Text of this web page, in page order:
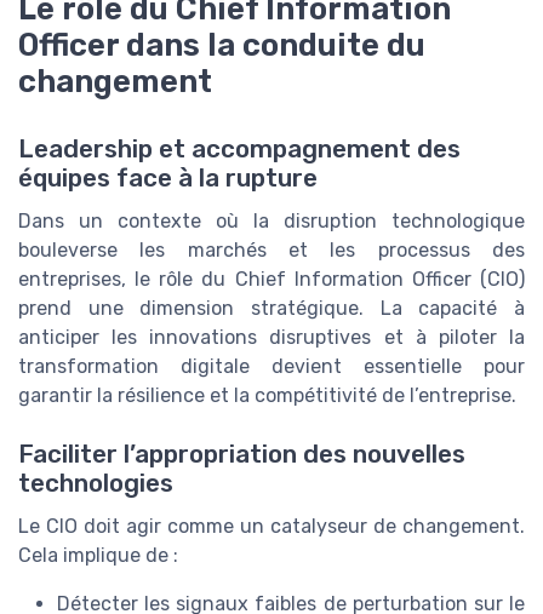
Le rôle du Chief Information
Officer dans la conduite du
changement
Leadership et accompagnement des
équipes face à la rupture
Dans un contexte où la disruption technologique
bouleverse les marchés et les processus des
entreprises, le rôle du Chief Information Officer (CIO)
prend une dimension stratégique. La capacité à
anticiper les innovations disruptives et à piloter la
transformation digitale devient essentielle pour
garantir la résilience et la compétitivité de l’entreprise.
Faciliter l’appropriation des nouvelles
technologies
Le CIO doit agir comme un catalyseur de changement.
Cela implique de :
Détecter les signaux faibles de perturbation sur le